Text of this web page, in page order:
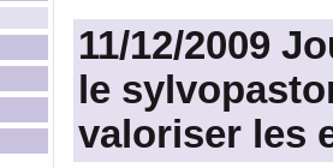
11/12/2009
le
valoriser les